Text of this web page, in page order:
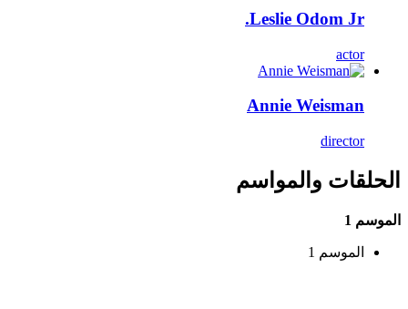
Leslie Odom Jr.
actor
Annie Weisman
director
الحلقات والمواسم
الموسم 1
الموسم 1